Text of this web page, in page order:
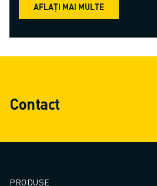
AFLAȚI MAI MULTE
Contact
PRODUSE